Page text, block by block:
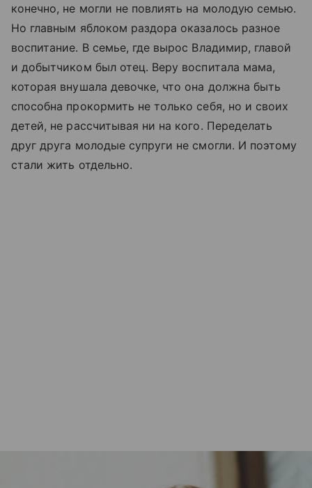
конечно, не могли не повлиять на молодую семью.
Но главным яблоком раздора оказалось разное
воспитание. В семье, где вырос Владимир, главой
и добытчиком был отец. Веру воспитала мама,
которая внушала девочке, что она должна быть
способна прокормить не только себя, но и своих
детей, не рассчитывая ни на кого. Переделать
друг друга молодые супруги не смогли. И поэтому
стали жить отдельно.